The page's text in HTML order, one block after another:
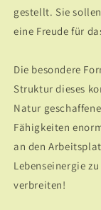
gestellt. Sie
eine Freude für
Die besondere
Struktur dieses
Natur
Fähigkeiten
an den
Lebenseinergie
verbreiten!